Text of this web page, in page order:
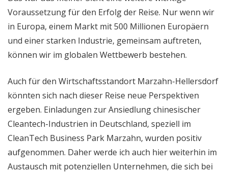
Voraussetzung für den Erfolg der Reise. Nur wenn wir
in Europa, einem Markt mit 500 Millionen Europäern
und einer starken Industrie, gemeinsam auftreten,
können wir im globalen Wettbewerb bestehen.
Auch für den Wirtschaftsstandort Marzahn-Hellersdorf
könnten sich nach dieser Reise neue Perspektiven
ergeben. Einladungen zur Ansiedlung chinesischer
Cleantech-Industrien in Deutschland, speziell im
CleanTech Business Park Marzahn, wurden positiv
aufgenommen. Daher werde ich auch hier weiterhin im
Austausch mit potenziellen Unternehmen, die sich bei